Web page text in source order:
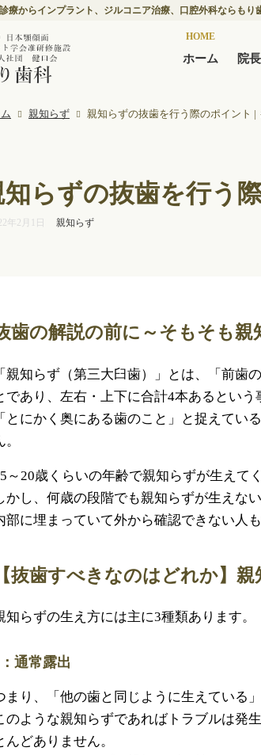
療からインプラント、ジルコニア治療、口腔外科ならもり
HOME
ホーム 院
親知らず 親知らずの抜歯を行う際のポイント |
知らずの抜歯を行う
年2月1日 親知らず
歯の解説の前に～そもそも
「親知らず（第三大臼歯）」とは、「前歯
であり、左右・上下に合計4本あるという
「とにかく奥にある歯のこと」と捉えてい
。
～20歳くらいの年齢で親知らずが生えて
かし、何歳の段階でも親知らずが生えな
部に埋まっていて外から確認できない人も
【抜歯すべきなのはどれか】
知らずの生え方には主に3種類あります。
通常露出
まり、「他の歯と同じように生えている
のような親知らずであればトラブルは発
んどありません。